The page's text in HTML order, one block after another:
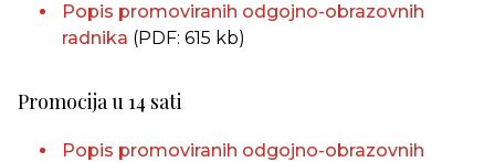
Popis promoviranih odgojno-obrazovnih
radnika (PDF: 615 kb)
Promocija u 14 sati
Popis promoviranih odgojno-obrazovnih